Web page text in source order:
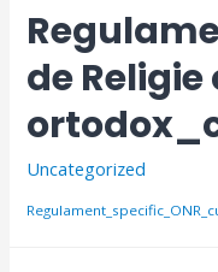
de
Uncategorized